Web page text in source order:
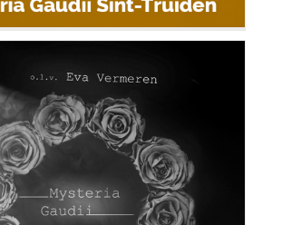
Mysteria Gaudii Antwerpen